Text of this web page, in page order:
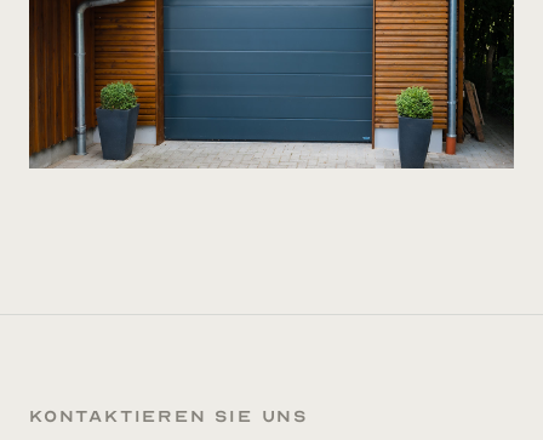
kontaktieren sie uns